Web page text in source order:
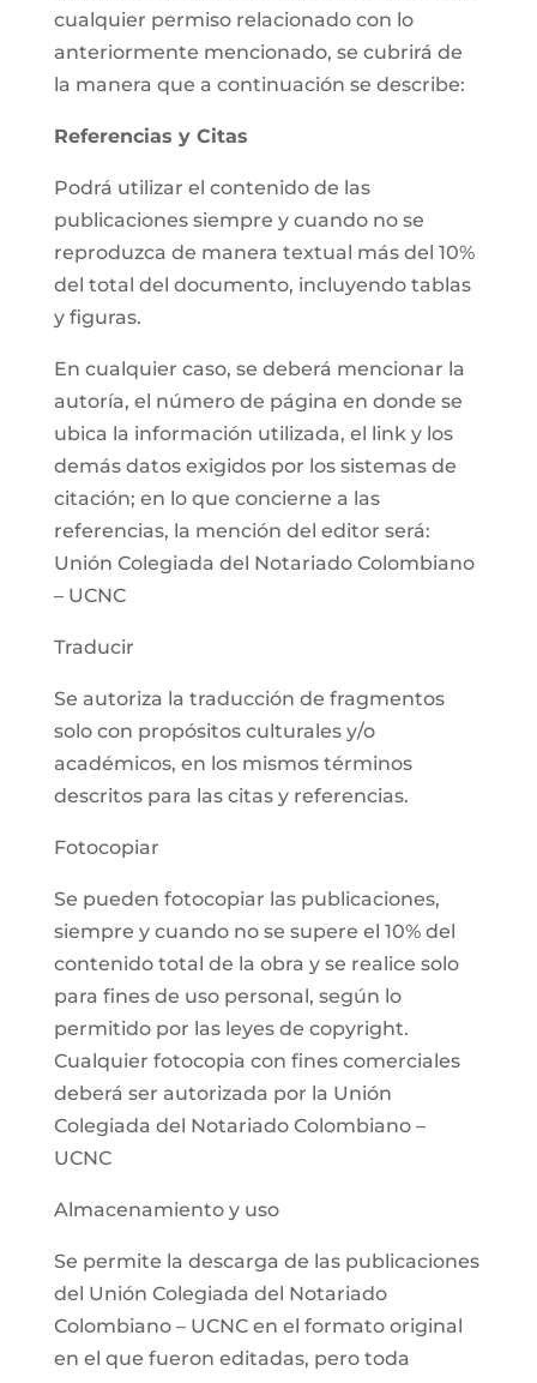
cualquier permiso relacionado con lo
anteriormente mencionado, se cubrirá de
la manera que a continuación se describe:
Referencias y Citas
Podrá utilizar el contenido de las
publicaciones siempre y cuando no se
reproduzca de manera textual más del 10%
del total del documento, incluyendo tablas
y figuras.
En cualquier caso, se deberá mencionar la
autoría, el número de página en donde se
ubica la información utilizada, el link y los
demás datos exigidos por los sistemas de
citación; en lo que concierne a las
referencias, la mención del editor será:
Unión Colegiada del Notariado Colombiano
– UCNC
Traducir
Se autoriza la traducción de fragmentos
solo con propósitos culturales y/o
académicos, en los mismos términos
descritos para las citas y referencias.
Fotocopiar
Se pueden fotocopiar las publicaciones,
siempre y cuando no se supere el 10% del
contenido total de la obra y se realice solo
para fines de uso personal, según lo
permitido por las leyes de copyright.
Cualquier fotocopia con fines comerciales
deberá ser autorizada por la Unión
Colegiada del Notariado Colombiano –
UCNC
Almacenamiento y uso
Se permite la descarga de las publicaciones
del Unión Colegiada del Notariado
Colombiano – UCNC en el formato original
en el que fueron editadas, pero toda